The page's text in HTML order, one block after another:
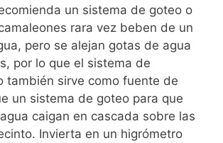
un sistema de goteo o
rara vez beben de un
pero se alejan gotas de agua
por lo que el sistema de
también sirve como fuente de
un sistema de goteo para que
caigan en cascada sobre las
Invierta en un higrómetro